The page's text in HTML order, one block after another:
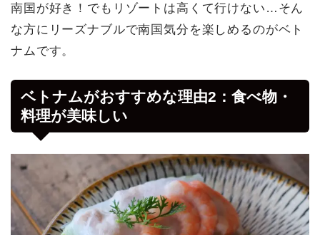
南国が好き！でもリゾートは高くて行けない…そん
な方にリーズナブルで南国気分を楽しめるのがベト
ナムです。
ベトナムがおすすめな理由2：食べ物・
料理が美味しい